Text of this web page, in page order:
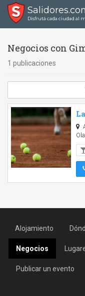
Disfrutá cada ciudad al
Negocios con
1 publicaciones
Alojamiento
Negocios
Publicar un evento